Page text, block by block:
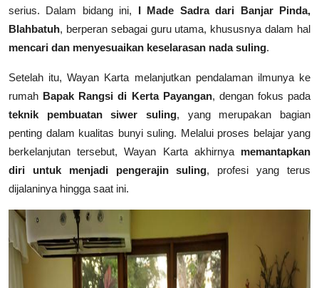
serius. Dalam bidang ini, I Made Sadra dari Banjar Pinda,
Blahbatuh, berperan sebagai guru utama, khususnya dalam hal
mencari dan menyesuaikan keselarasan nada suling.
Setelah itu, Wayan Karta melanjutkan pendalaman ilmunya ke
rumah Bapak Rangsi di Kerta Payangan, dengan fokus pada
teknik pembuatan siwer suling, yang merupakan bagian
penting dalam kualitas bunyi suling. Melalui proses belajar yang
berkelanjutan tersebut, Wayan Karta akhirnya memantapkan
diri untuk menjadi pengerajin suling, profesi yang terus
dijalaninya hingga saat ini.